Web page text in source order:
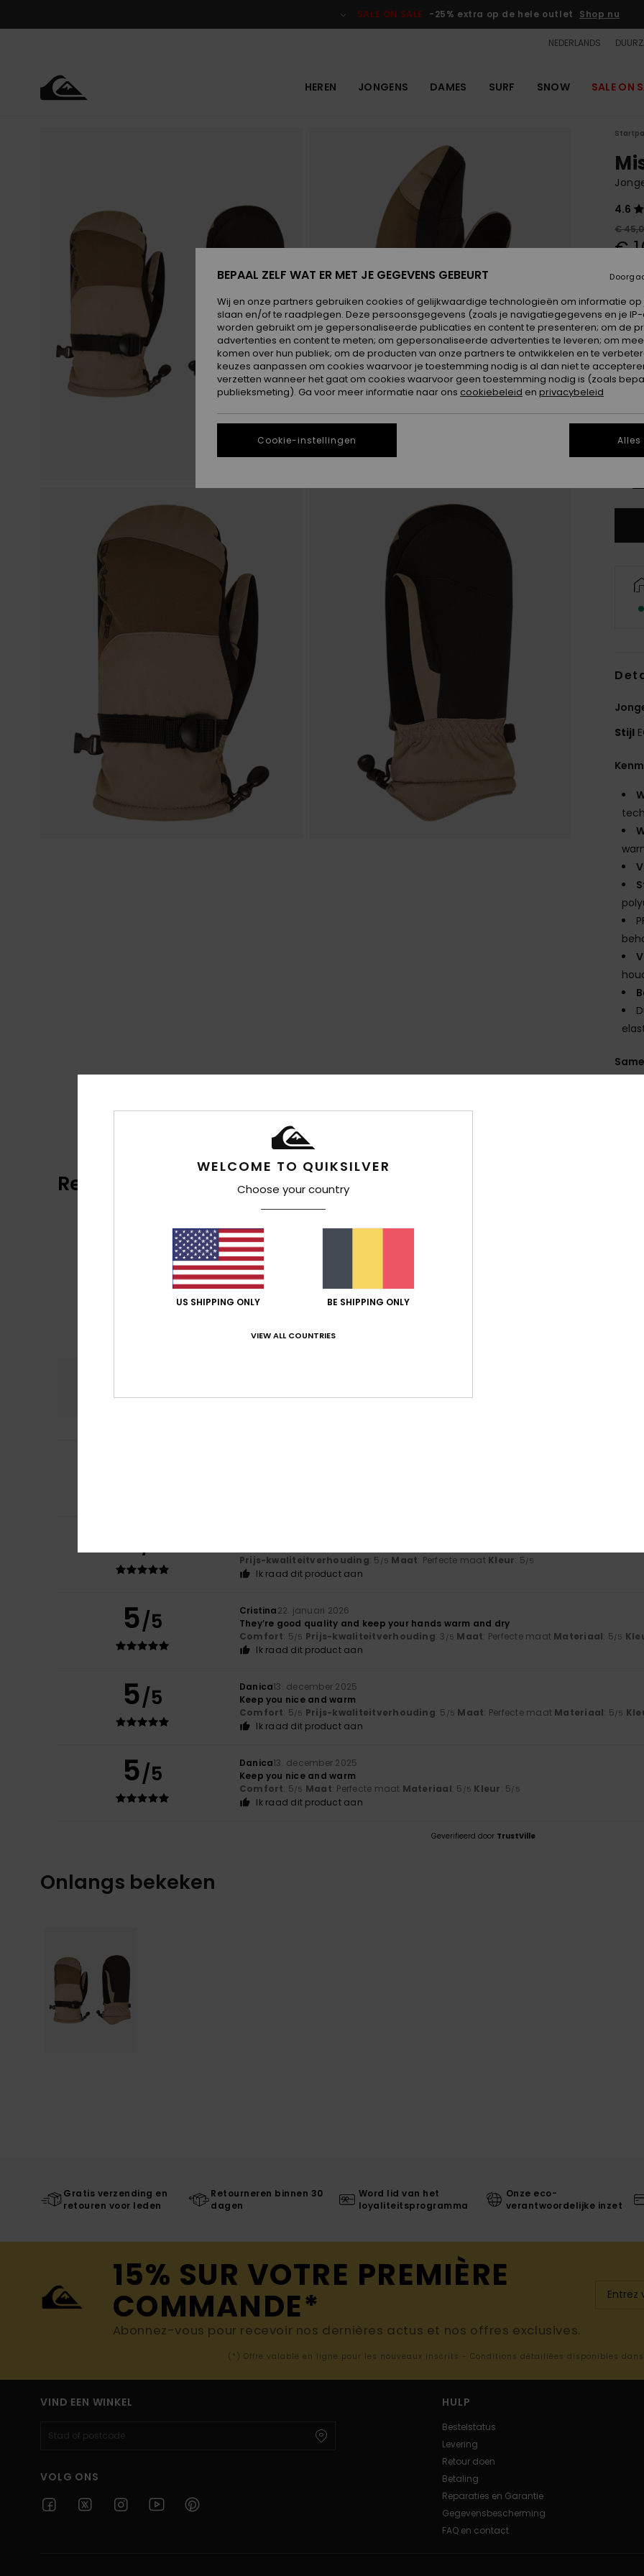
SALE ON SALE -25% extra op de hele outlet Shop nu
NEDERLANDS
HEREN JONGENS DAMES SURF SNOW SALE ON
4.6
€
€
Kleur
Stijl
Reviews van klanten
5/5
Prijs-kwaliteitverhouding: 5 /5 Maat: Perfecte maat Kleur: 5/5
Ik raad dit product aan
5/5 Cristina22. januari 2026
They’re good quality and keep your hands warm and dry
Comfort: 5/5 Prijs-kwaliteitverhouding: 3 /5 Maat: Perfecte maat Materiaal: 5/5
Ik raad dit product aan
5/5 Danica13. december 2025
Keep you nice and warm
Comfort: 5/5 Prijs-kwaliteitverhouding: 5 /5 Maat: Perfecte maat Materiaal: 5/5
Ik raad dit product aan
5/5 Danica13. december 2025
Keep you nice and warm
Comfort: 5/5 Maat: Perfecte maat Materiaal: 5 /5 Kleur: 5/5
Ik raad dit product aan
Geverifieerd door TrustVille
Onlangs bekeken
Gratis verzending en
retouren voor leden
Retourneren binnen 30
dagen
Word lid van het
loyaliteitsprogramma
Onze eco-
verantwoordelijke inzet
15% SUR VOTRE PREMIÈRE
COMMANDE*
Abonnez-vous pour recevoir nos dernières actus et nos offres exclusives.
(*) Offre valable en ligne pour les nouveaux inscrits - Conditions détaillées disponibles
VIND EEN WINKEL
VOLG ONS
HULP
Bestelstatus
Levering
Retour doen
Betaling
Reparaties en Garantie
Gegevensbescherming
FAQ en contact
WELCOME TO QUIKSILVER
Choose your country
US SHIPPING ONLY BE SHIPPING ONLY
VIEW ALL COUNTRIES
BEPAAL ZELF WAT ER MET JE GEGEVENS GEBEURT
Wij en onze partners gebruiken cookies of gelijkwaardige technologieën om informatie
slaan en/of te raadplegen. Deze persoonsgegevens (zoals je navigatiegegevens en je
worden gebruikt om je gepersonaliseerde publicaties en content te presenteren; om de
advertenties en content te meten; om gepersonaliseerde advertenties te leveren; om
komen over hun publiek; om de producten van onze partners te ontwikkelen en te
keuzes aanpassen om cookies waarvoor je toestemming nodig is al dan niet te
verzetten wanneer het gaat om cookies waarvoor geen toestemming nodig is (zoals
publieksmeting). Ga voor meer informatie naar ons cookiebeleid en privacybeleid
Cookie-instellingen Alles